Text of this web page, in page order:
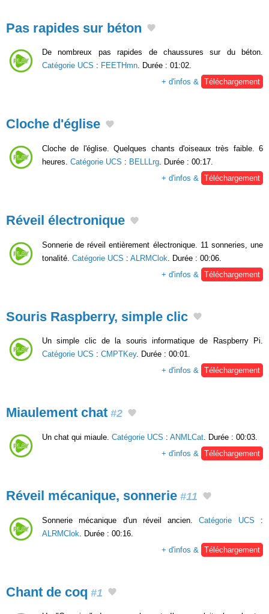
Pas rapides sur béton
De nombreux pas rapides de chaussures sur du béton.
Catégorie UCS : FEETHmn. Durée : 01:02.
+ d'infos & Téléchargement
Cloche d'église
Cloche de l'église. Quelques chants d'oiseaux très faible. 6
heures. Catégorie UCS : BELLLrg . Durée : 00:17.
+ d'infos &
Téléchargement
Réveil électronique
Sonnerie de réveil entièrement électronique. 11 sonneries, une
tonalité. Catégorie UCS : ALRMClok . Durée : 00:06.
+ d'infos &
Téléchargement
Souris Raspberry, simple clic
Un simple clic de la souris informatique de Raspberry Pi.
Catégorie UCS : CMPTKey. Durée : 00:01.
+ d'infos & Téléchargement
Miaulement chat #2
Un chat qui miaule. Catégorie UCS : ANMLCat . Durée : 00:03.
+ d'infos &
Téléchargement
Réveil mécanique, sonnerie #11
Sonnerie mécanique d'un réveil ancien.Catégorie UCS :
ALRMClok . Durée : 00:16.
+ d'infos &
Téléchargement
Chant de coq #1